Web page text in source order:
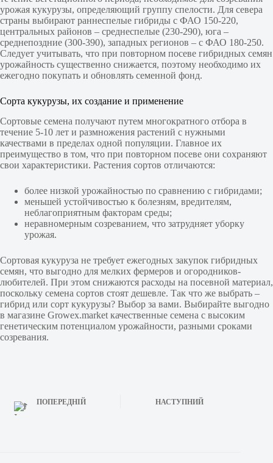
урожая кукурузы, определяющий группу спелости. Для севера
страны выбирают раннеспелые гибриды с ФАО 150-220,
центральных районов – среднеспелые (230-290), юга –
среднепоздние (300-390), западных регионов – с ФАО 180-250.
Следует учитывать, что при повторном посеве гибридных семян
урожайность существенно снижается, поэтому необходимо их
ежегодно покупать и обновлять семенной фонд.
Сорта кукурузы, их создание и применение
Сортовые семена получают путем многократного отбора в
течение 5-10 лет и размножения растений с нужными
качествами в пределах одной популяции. Главное их
преимущество в том, что при повторном посеве они сохраняют
свои характеристики. Растения сортов отличаются:
более низкой урожайностью по сравнению с гибридами;
меньшей устойчивостью к болезням, вредителям,
неблагоприятным факторам среды;
неравномерным созреванием, что затрудняет уборку
урожая.
Сортовая кукуруза не требует ежегодных закупок гибридных
семян, что выгодно для мелких фермеров и огородников-
любителей. При этом снижаются расходы на посевной материал,
поскольку семена сортов стоят дешевле. Так что же выбрать –
гибрид или сорт кукурузы? Выбор за вами. Выбирайте выгодно
в магазине Growex.market качественные семена с высоким
генетическим потенциалом урожайности, разными сроками
созревания.
ПОПЕРЕДНІЙ НАСТУПНИЙ